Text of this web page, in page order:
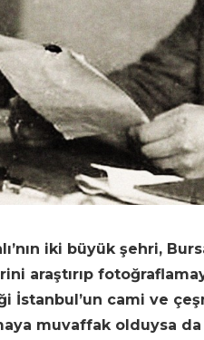
iki büyük şehri,
araştırıp
İstanbul’un cami ve
muvaffak olduysa